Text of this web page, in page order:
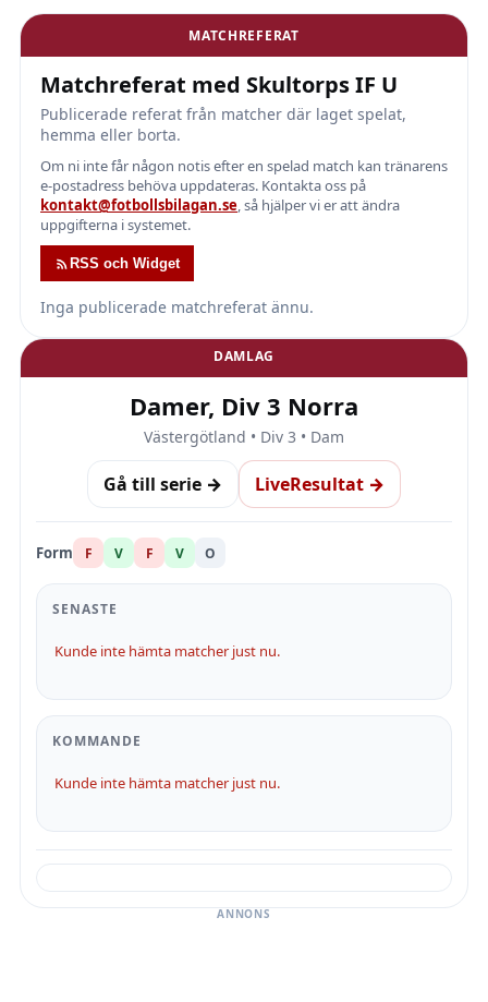
MATCHREFERAT
Matchreferat med Skultorps IF U
Publicerade referat från matcher där laget spelat,
hemma eller borta.
Om ni inte får någon notis efter en spelad match kan tränarens
e-postadress behöva uppdateras. Kontakta oss på
kontakt@fotbollsbilagan.se, så hjälper vi er att ändra
uppgifterna i systemet.
RSS och Widget
Inga publicerade matchreferat ännu.
DAMLAG
Damer, Div 3 Norra
Västergötland • Div 3 • Dam
Gå till serie → LiveResultat →
Form F V F V O
SENASTE
Kunde inte hämta matcher just nu.
KOMMANDE
Kunde inte hämta matcher just nu.
ANNONS